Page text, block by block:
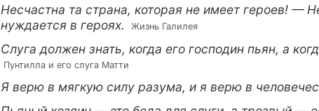
Несчастна та страна, которая не имеет героев! —
нуждается в героях.
Жизнь Галилея
Слуга должен знать, когда его господин пьян, а
Пунтилла и его слуга Матти
Я верю в мягкую силу разума, и я верю в